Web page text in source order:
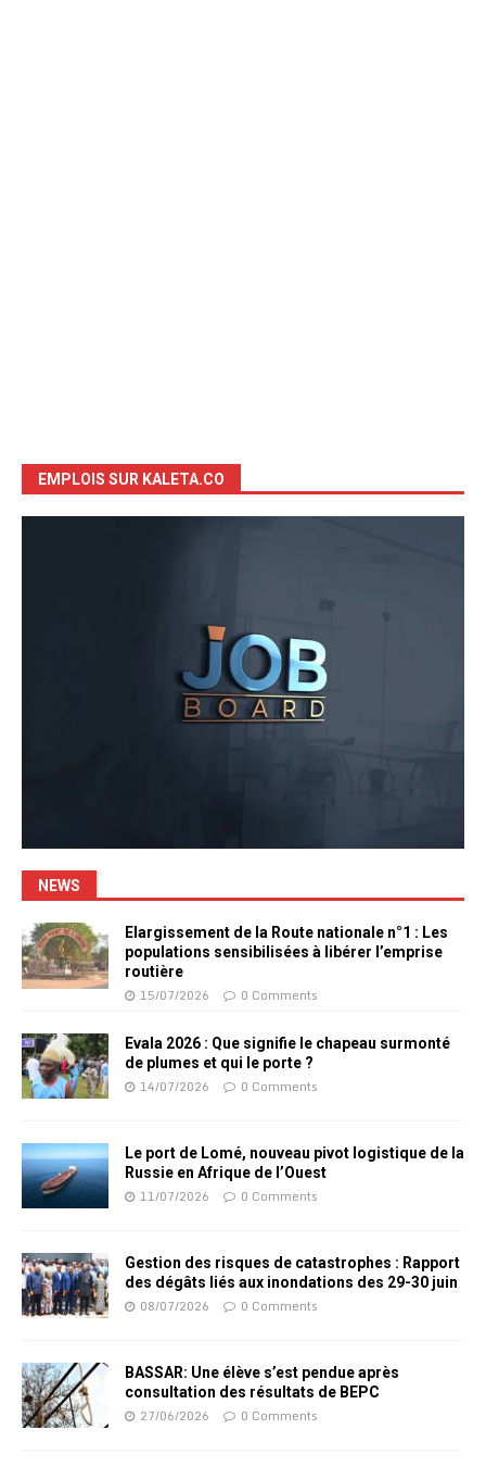
EMPLOIS SUR KALETA.CO
NEWS
Elargissement de la Route nationale n°1 : Les
populations sensibilisées à libérer l’emprise
routière
15/07/2026 0 Comments
Evala 2026 : Que signifie le chapeau surmonté
de plumes et qui le porte ?
14/07/2026 0 Comments
Le port de Lomé, nouveau pivot logistique de la
Russie en Afrique de l’Ouest
11/07/2026 0 Comments
Gestion des risques de catastrophes : Rapport
des dégâts liés aux inondations des 29-30 juin
08/07/2026 0 Comments
BASSAR: Une élève s’est pendue après
consultation des résultats de BEPC
27/06/2026 0 Comments